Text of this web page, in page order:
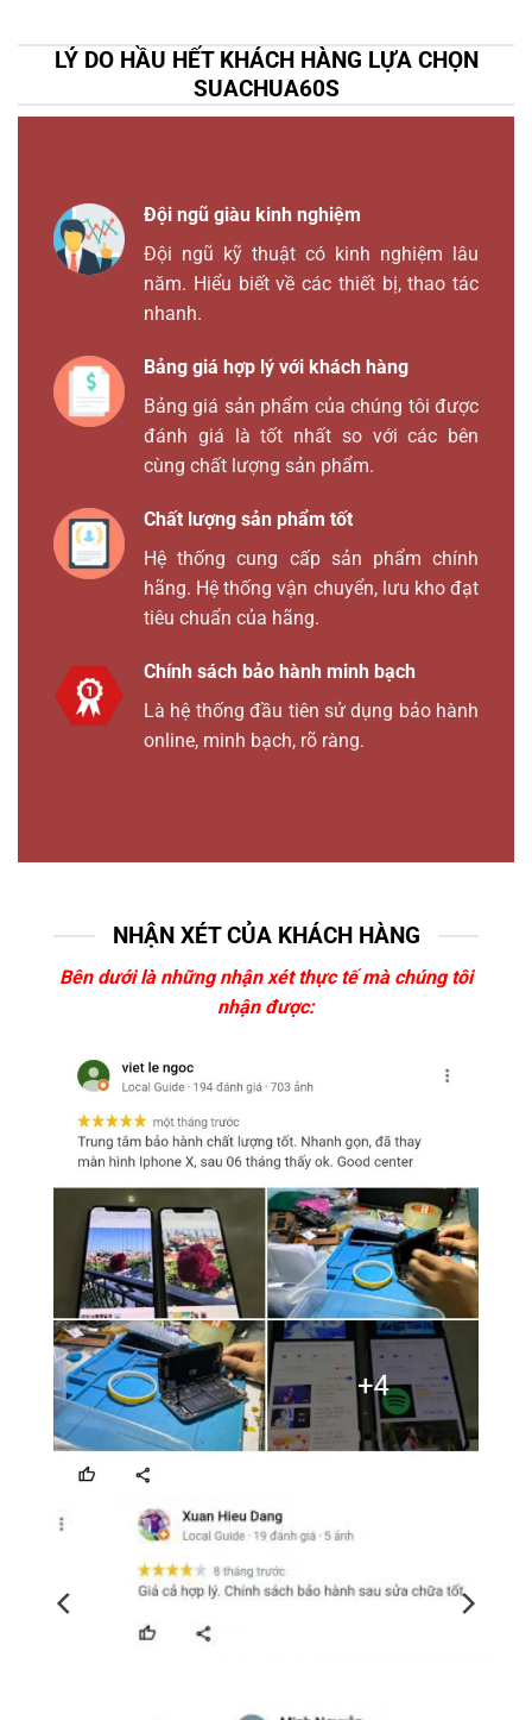
LÝ DO HẦU HẾT KHÁCH HÀNG LỰA CHỌN
SUACHUA60S
Đội ngũ giàu kinh nghiệm
Đội ngũ kỹ thuật có kinh nghiệm lâu
năm. Hiểu biết về các thiết bị, thao tác
nhanh.
Bảng giá hợp lý với khách hàng
Bảng giá sản phẩm của chúng tôi được
đánh giá là tốt nhất so với các bên
cùng chất lượng sản phẩm.
Chất lượng sản phẩm tốt
Hệ thống cung cấp sản phẩm chính
hãng. Hệ thống vận chuyển, lưu kho đạt
tiêu chuẩn của hãng.
Chính sách bảo hành minh bạch
Là hệ thống đầu tiên sử dụng bảo hành
online, minh bạch, rõ ràng.
NHẬN XÉT CỦA KHÁCH HÀNG
Bên dưới là những nhận xét thực tế mà chúng tôi
nhận được: